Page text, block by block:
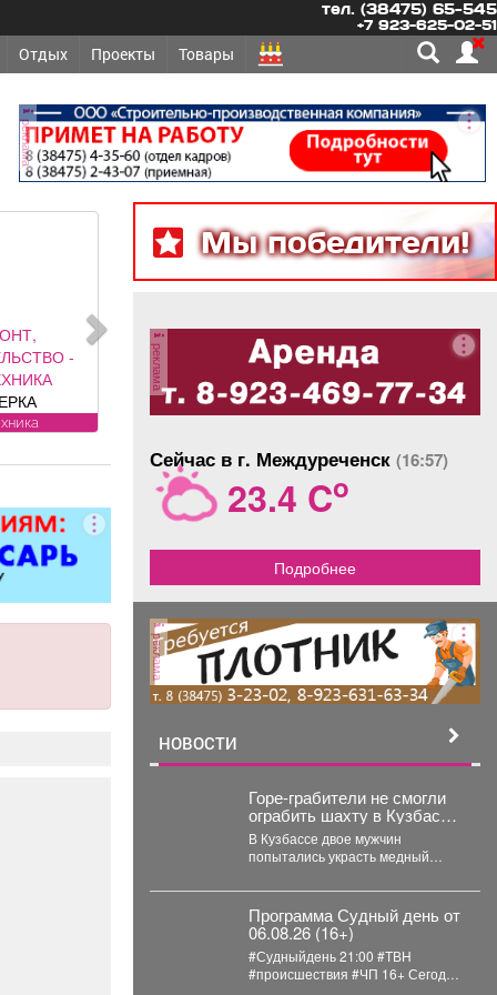
тел. (38475) 65-545
+7 923-625-02-51
Отдых Проекты Товары
реклама
-
к
без опыта
и сухая
номеров
заселением
-Смена
белья и
Мы победители!
реклама
Сейчас в г. Междуреченск (16:57)
23.4 Co
Подробнее
реклама
НОВОСТИ
Горе-грабители не смогли
ограбить шахту в Кузбассе
из-за пустого бака
В Кузбассе двое мужчин
попытались украсть медный
уехать. ...
Программа Судный день от
06.08.26 (16+)
#Судныйдень 21:00 #ТВН
#происшествия #ЧП 16+ Сегодня